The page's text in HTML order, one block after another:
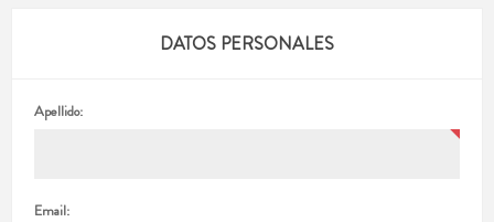
DATOS PERSONALES
Apellido:
Email: